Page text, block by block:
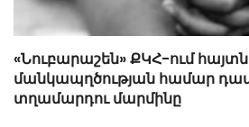
«Նուբարաշեն» ՔԿՀ-ում
մանկապղծության համար
տղամարդու մարմինը